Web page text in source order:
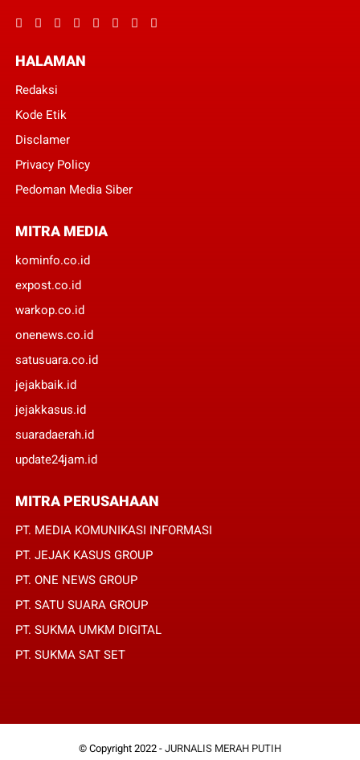
HALAMAN
Redaksi
Kode Etik
Disclamer
Privacy Policy
Pedoman Media Siber
MITRA MEDIA
kominfo.co.id
expost.co.id
warkop.co.id
onenews.co.id
satusuara.co.id
jejakbaik.id
jejakkasus.id
suaradaerah.id
update24jam.id
MITRA PERUSAHAAN
PT. MEDIA KOMUNIKASI INFORMASI
PT. JEJAK KASUS GROUP
PT. ONE NEWS GROUP
PT. SATU SUARA GROUP
PT. SUKMA UMKM DIGITAL
PT. SUKMA SAT SET
© Copyright 2022 - JURNALIS MERAH PUTIH